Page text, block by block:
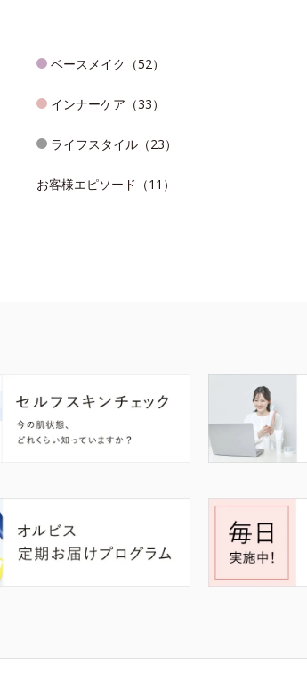
ベースメイク（52）
インナーケア（33）
ライフスタイル（23）
お客様エピソード（11）